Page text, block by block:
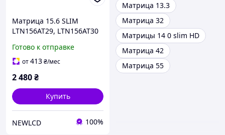
Матрица 15.6 SLIM
LTN156AT29, LTN156AT30
Готово к отправке
от413₴/мес
2 480₴
Купить
NEWLCD 100%
Матрица 13.3
Матрица 32
Матрицы 14 0 slim HD
Матрица 42
Матрица 55